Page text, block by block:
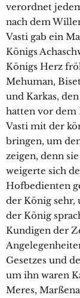
verordnet
nach dem
Vasti gab ein
Königs
Königs Herz
Mehuman,
und Karkas,
hatten vor dem
Vasti mit der
bringen, um
zeigen, denn
weigerte sich
Hofbedienten
der König
der König
Kundigen der
Gesetzes und
um ihn waren
Meres,